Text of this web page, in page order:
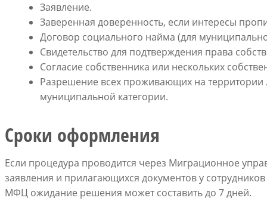
Заявление.
Заверенная доверенность, если интересы
Договор социального найма (для
Свидетельство для подтверждения права
Согласие собственника или нескольких
Разрешение всех проживающих на территории
муниципальной категории.
Сроки оформления
Если процедура проводится через Миграционное
заявления и прилагающихся документов у
МФЦ ожидание решения может составить до 7 дней.